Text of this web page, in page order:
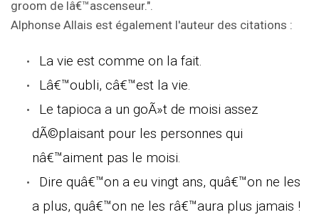
groom de lâ€™ascenseur.".
Alphonse Allais est également l'auteur des citations :
La vie est comme on la fait.
Lâ€™oubli, câ€™est la vie.
Le tapioca a un goÃ»t de moisi assez
dÃ©plaisant pour les personnes qui
nâ€™aiment pas le moisi.
Dire quâ€™on a eu vingt ans, quâ€™on ne les
a plus, quâ€™on ne les râ€™aura plus jamais !